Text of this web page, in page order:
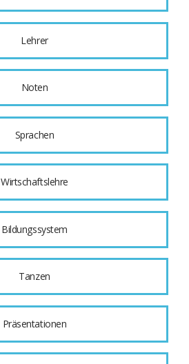
Lehrer
Noten
Sprachen
Wirtschaftslehre
Bildungssystem
Tanzen
Präsentationen